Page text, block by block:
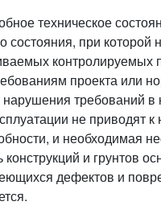
техническое
состояния, при которой
контролируемых
проекта или
требований в
не приводят
и необходимая
конструкций и грунтов
дефектов и